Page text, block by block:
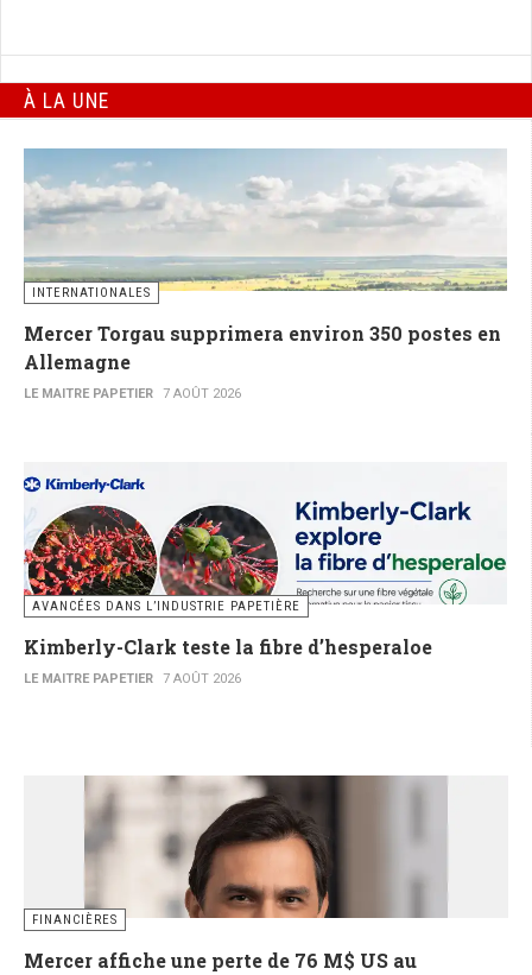
À LA UNE
INTERNATIONALES
Mercer Torgau supprimera environ 350 postes en
Allemagne
LE MAITRE PAPETIER 7 AOÛT 2026
AVANCÉES DANS L’INDUSTRIE PAPETIÈRE
Kimberly-Clark teste la fibre d’hesperaloe
LE MAITRE PAPETIER 7 AOÛT 2026
FINANCIÈRES
Mercer affiche une perte de 76 M$ US au